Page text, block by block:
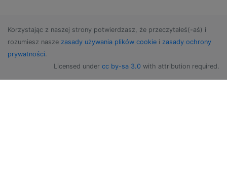
Korzystając z naszej strony potwierdzasz, że przeczytałeś(-aś) i
rozumiesz nasze zasady używania plików cookie i zasady ochrony
prywatności.
Licensed under cc by-sa 3.0 with attribution required.